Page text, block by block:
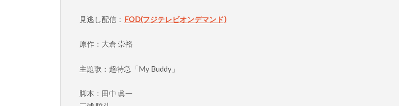
見逃し配信： FOD(フジテレビオンデマンド)
原作：大倉 崇裕
主題歌：超特急「My Buddy」
脚本：田中 眞一